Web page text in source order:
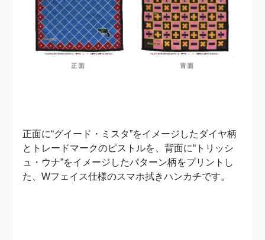
正面に“グイード・ミスタ”をイメージしたダイヤ柄
とトレードマークのピストルを、背面に“トリッシ
ュ・ウナ”をイメージしたパターン柄をプリントし
た、Wフェイス仕様のスマホ拭きハンカチです。